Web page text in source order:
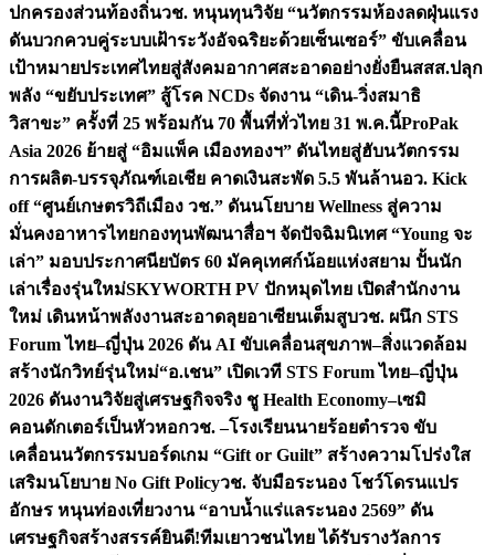
ปกครองส่วนท้องถิ่นวช. หนุนทุนวิจัย “นวัตกรรมห้องลดฝุ่นแรง
ดันบวกควบคู่ระบบเฝ้าระวังอัจฉริยะด้วยเซ็นเซอร์” ขับเคลื่อน
เป้าหมายประเทศไทยสู่สังคมอากาศสะอาดอย่างยั่งยืนสสส.ปลุก
พลัง “ขยับประเทศ” สู้โรค NCDs จัดงาน “เดิน-วิ่งสมาธิ
วิสาขะ” ครั้งที่ 25 พร้อมกัน 70 พื้นที่ทั่วไทย 31 พ.ค.นี้ProPak
Asia 2026 ย้ายสู่ “อิมแพ็ค เมืองทองฯ” ดันไทยสู่ฮับนวัตกรรม
การผลิต-บรรจุภัณฑ์เอเชีย คาดเงินสะพัด 5.5 พันล้านอว. Kick
off “ศูนย์เกษตรวิถีเมือง วช.” ดันนโยบาย Wellness สู่ความ
มั่นคงอาหารไทยกองทุนพัฒนาสื่อฯ จัดปัจฉิมนิเทศ “Young จะ
เล่า” มอบประกาศนียบัตร 60 มัคคุเทศก์น้อยแห่งสยาม ปั้นนัก
เล่าเรื่องรุ่นใหม่SKYWORTH PV ปักหมุดไทย เปิดสำนักงาน
ใหม่ เดินหน้าพลังงานสะอาดลุยอาเซียนเต็มสูบวช. ผนึก STS
Forum ไทย–ญี่ปุ่น 2026 ดัน AI ขับเคลื่อนสุขภาพ–สิ่งแวดล้อม
สร้างนักวิทย์รุ่นใหม่“อ.เชน” เปิดเวที STS Forum ไทย–ญี่ปุ่น
2026 ดันงานวิจัยสู่เศรษฐกิจจริง ชู Health Economy–เซมิ
คอนดักเตอร์เป็นหัวหอกวช. –โรงเรียนนายร้อยตำรวจ ขับ
เคลื่อนนวัตกรรมบอร์ดเกม “Gift or Guilt” สร้างความโปร่งใส
เสริมนโยบาย No Gift Policyวช. จับมือระนอง โชว์โดรนแปร
อักษร หนุนท่องเที่ยวงาน “อาบน้ำแร่แลระนอง 2569” ดัน
เศรษฐกิจสร้างสรรค์ยินดี!ทีมเยาวชนไทย ได้รับรางวัลการ